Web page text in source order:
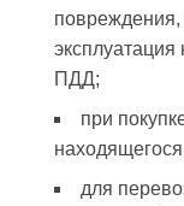
ПДД;
при
для